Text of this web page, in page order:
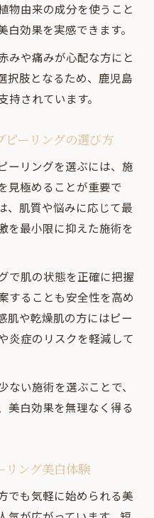
物由来の成分を使うこと
効果を実感できます。
みや痛みが心配な方にと
択肢となるため、鹿児島
されています。
ピーリングの選び方
ーリングを選ぶには、施
見極めることが重要で
、肌質や悩みに応じて最
を最小限に抑えた施術を
で肌の状態を正確に把握
することも安全性を高め
肌や乾燥肌の方にはピー
炎症のリスクを軽減して
い施術を選ぶことで、
美白効果を無理なく得る
リング美白体験
でも気軽に始められる美